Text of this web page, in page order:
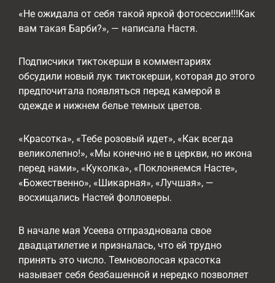
«Не ожидала от себя такой яркой фотосессии!!!Как
вам такая Барби?», — написала Настя.
Подписчики тиктокерши в комментариях
обсудили новый лук тиктокерши, которая до этого
предпочитала появляться перед камерой в
одежде и нижнем белье темных цветов.
«Красотка», «Тебе розовый идет», «Как всегда
великолепно!», «Мы конечно не в церкви, но икона
перед нами», «Куколка», «Поклоняемся Насте»,
«Божественно», «Шикарная», «Лучшая», —
восхищались Настей фолловеры.
В начале мая Усеева отпраздновала свое
двадцатилетие и призналась, что ей трудно
принять это число. Темноволосая красотка
называет себя безбашенной и нередко позволяет